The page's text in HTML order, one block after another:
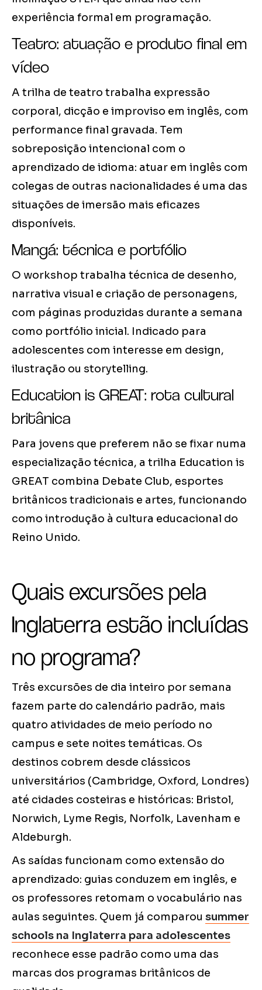
experiência formal em programação.
Teatro: atuação e produto final em
vídeo
A trilha de teatro trabalha expressão
corporal, dicção e improviso em inglês, com
performance final gravada. Tem
sobreposição intencional com o
aprendizado de idioma: atuar em inglês com
colegas de outras nacionalidades é uma das
situações de imersão mais eficazes
disponíveis.
Mangá: técnica e portfólio
O workshop trabalha técnica de desenho,
narrativa visual e criação de personagens,
com páginas produzidas durante a semana
como portfólio inicial. Indicado para
adolescentes com interesse em design,
ilustração ou storytelling.
Education is GREAT: rota cultural
britânica
Para jovens que preferem não se fixar numa
especialização técnica, a trilha Education is
GREAT combina Debate Club, esportes
britânicos tradicionais e artes, funcionando
como introdução à cultura educacional do
Reino Unido.
Quais excursões pela
Inglaterra estão incluídas
no programa?
Três excursões de dia inteiro por semana
fazem parte do calendário padrão, mais
quatro atividades de meio período no
campus e sete noites temáticas. Os
destinos cobrem desde clássicos
universitários (Cambridge, Oxford, Londres)
até cidades costeiras e históricas: Bristol,
Norwich, Lyme Regis, Norfolk, Lavenham e
Aldeburgh.
As saídas funcionam como extensão do
aprendizado: guias conduzem em inglês, e
os professores retomam o vocabulário nas
aulas seguintes. Quem já comparou summer
schools na Inglaterra para adolescentes
reconhece esse padrão como uma das
marcas dos programas britânicos de